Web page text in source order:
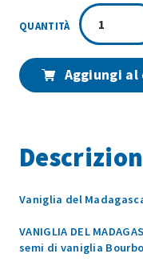
originale
era:
€3,59.
prezzo
attuale
è:
VANIGLIA
G7
quantità
Aggiungi
Vaniglia del
VANIGLIA DEL
semi di vaniglia